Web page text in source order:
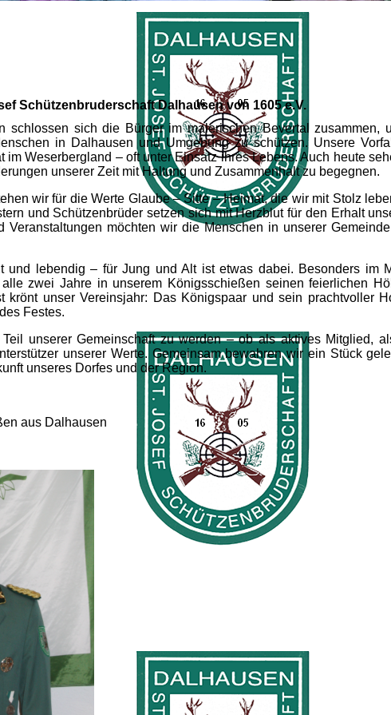
Schützenbruderschaft Dalhausen von 1605 e.V.
schlossen sich die Bürger im malerischen Bevertal zusammen,
in Dalhausen und Umgebung zu schützen. Unsere
im Weserbergland – oft unter Einsatz ihres Lebens. Auch heute
unserer Zeit mit Haltung und Zusammenhalt zu begegnen.
wir für die Werte Glaube – Sitte – Heimat, die wir mit Stolz
und Schützenbrüder setzen sich mit Herzblut für den Erhalt
Veranstaltungen möchten wir die Menschen in unserer
und lebendig – für Jung und Alt ist etwas dabei. Besonders im
zwei Jahre in unserem Königsschießen seinen feierlichen
krönt unser Vereinsjahr: Das Königspaar und sein prachtvoller
Festes.
unserer Gemeinschaft zu werden – ob als aktives Mitglied,
unserer Werte. Gemeinsam bewahren wir ein Stück
unseres Dorfes und der Region.
aus Dalhausen